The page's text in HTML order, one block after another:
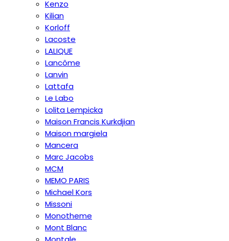
Kenzo
Kilian
Korloff
Lacoste
LALIQUE
Lancôme
Lanvin
Lattafa
Le Labo
Lolita Lempicka
Maison Francis Kurkdjian
Maison margiela
Mancera
Marc Jacobs
MCM
MEMO PARIS
Michael Kors
Missoni
Monotheme
Mont Blanc